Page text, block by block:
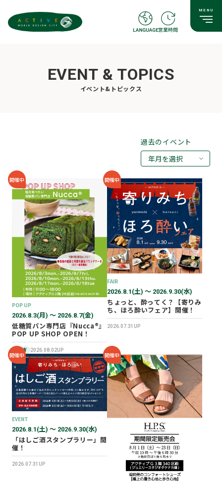
EVENT & TOPICS
イベント&トピックス
過去のイベント
年月を選択
2026年07月
2026年05月
2026年03月
2026年02月
2025年12月
2025年11月
2025年10月
開催中
POP UP
2026.8.3(月) 〜 2026.8.7(金)
低糖質パン専門店『Nucca®』
POP UP SHOP OPEN！
NEW 2026.08.02UP
開催中
FAIR
2026.8.1(土) 〜 2026.9.30(水)
ちょっと、酔ってく？【寄りみ
ち、ほろ酔いフェア】開催！
2026.07.31UP
開催中
EVENT
2026.8.1(土) 〜 2026.9.30(水)
「はしご酒スタンプラリー」開
催！
2026.07.31UP
開催中